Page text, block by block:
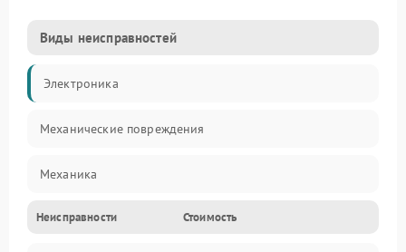
Виды неисправностей
Электроника
Механические повреждения
Механика
Электропитание
Неисправности Стоимость